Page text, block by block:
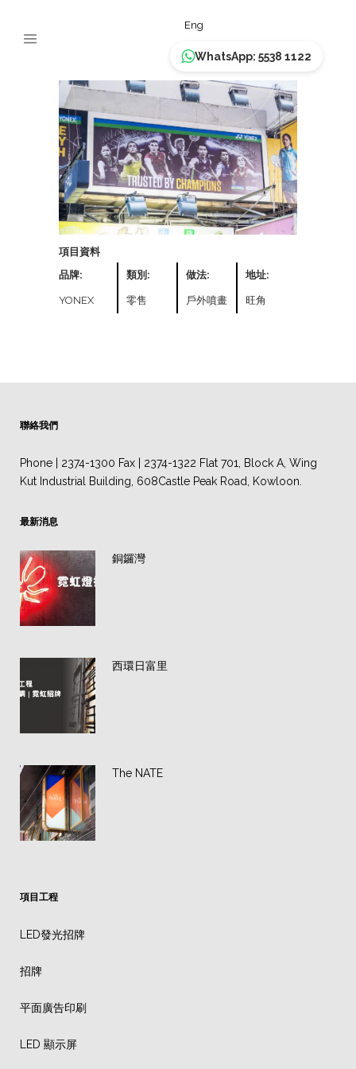
Eng
WhatsApp: 5538 1122
YONEX
項目資料
品牌:
類別: 做法: 地址:
YONEX 零售 戶外噴畫 旺角
聯絡我們
Phone | 2374-1300 Fax | 2374-1322 Flat 701, Block A, Wing
Kut Industrial Building, 608Castle Peak Road, Kowloon.
最新消息
銅鑼灣
西環日富里
The NATE
項目工程
LED發光招牌
招牌
平面廣告印刷
LED 顯示屏